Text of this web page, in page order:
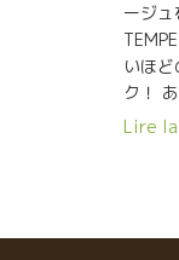
ージ
いほ
ク！
た。
Lire